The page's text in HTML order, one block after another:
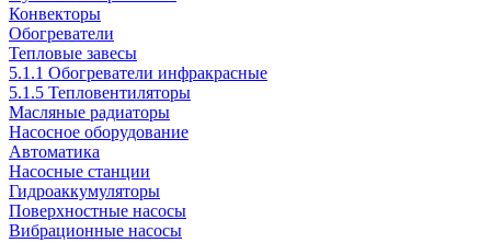
Конвекторы
Обогреватели
Тепловые завесы
5.1.1 Обогреватели инфракрасные
5.1.5 Тепловентиляторы
Масляные радиаторы
Насосное оборудование
Автоматика
Насосные станции
Гидроаккумуляторы
Поверхностные насосы
Вибрационные насосы